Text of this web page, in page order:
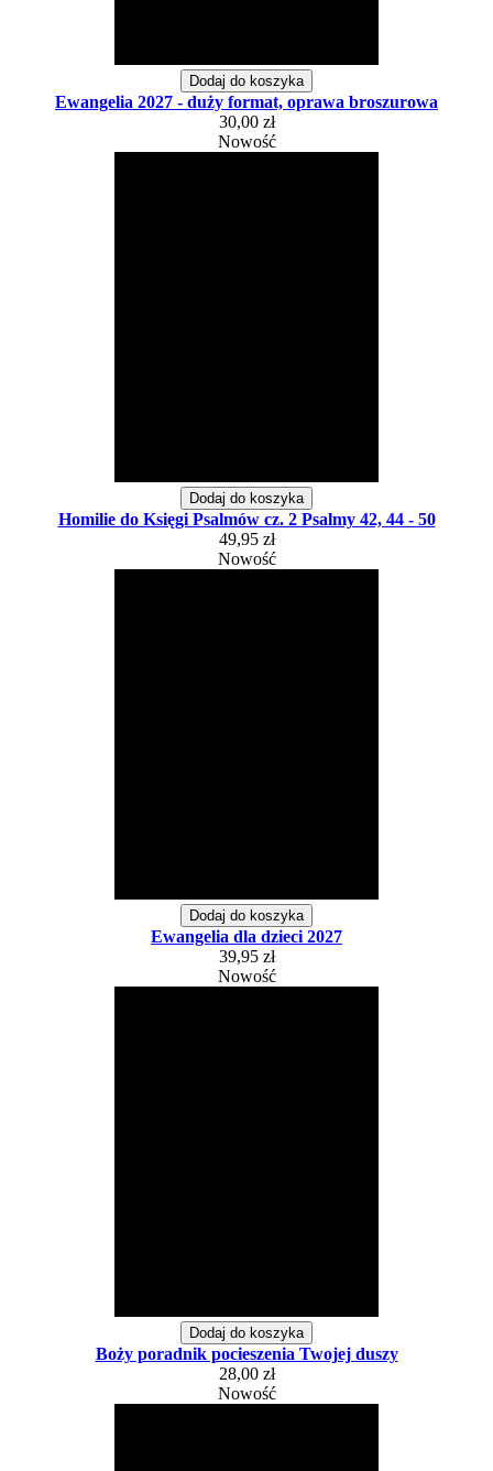
Dodaj do koszyka
Ewangelia 2027 - duży format, oprawa broszurowa
30,00 zł
Nowość
Dodaj do koszyka
Homilie do Księgi Psalmów cz. 2 Psalmy 42, 44 - 50
49,95 zł
Nowość
Dodaj do koszyka
Ewangelia dla dzieci 2027
39,95 zł
Nowość
Dodaj do koszyka
Boży poradnik pocieszenia Twojej duszy
28,00 zł
Nowość